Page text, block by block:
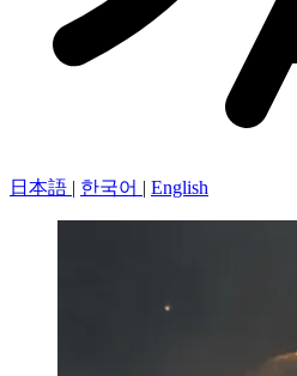
日本語 | 한국어 | English